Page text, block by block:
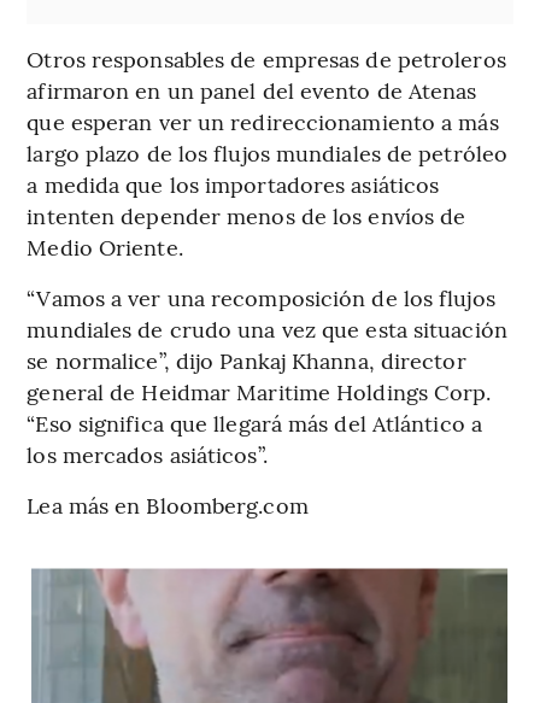
Otros responsables de empresas de petroleros
afirmaron en un panel del evento de Atenas
que esperan ver un redireccionamiento a más
largo plazo de los flujos mundiales de petróleo
a medida que los importadores asiáticos
intenten depender menos de los envíos de
Medio Oriente.
“Vamos a ver una recomposición de los flujos
mundiales de crudo una vez que esta situación
se normalice”, dijo Pankaj Khanna, director
general de Heidmar Maritime Holdings Corp.
“Eso significa que llegará más del Atlántico a
los mercados asiáticos”.
Lea más en Bloomberg.com